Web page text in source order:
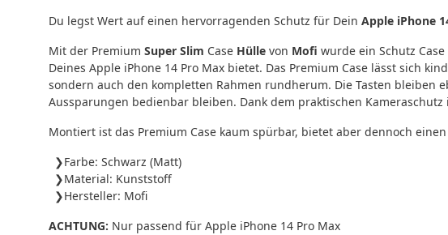
Du legst Wert auf einen hervorragenden Schutz für Dein Apple iPhone
Mit der Premium Super Slim Case Hülle von Mofi wurde ein Schutz
Deines Apple iPhone 14 Pro Max bietet. Das Premium Case lässt sich
sondern auch den kompletten Rahmen rundherum. Die Tasten
Aussparungen bedienbar bleiben. Dank dem praktischen
Montiert ist das Premium Case kaum spürbar, bietet aber dennoch
Farbe: Schwarz (Matt)
Material: Kunststoff
Hersteller: Mofi
ACHTUNG: Nur passend für Apple iPhone 14 Pro Max